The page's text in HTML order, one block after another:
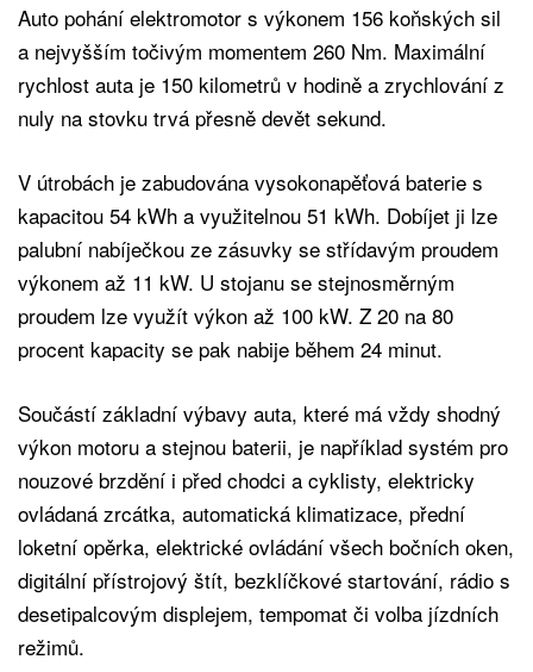
Auto pohání elektromotor s výkonem 156 koňských sil
a nejvyšším točivým momentem 260 Nm. Maximální
rychlost auta je 150 kilometrů v hodině a zrychlování z
nuly na stovku trvá přesně devět sekund.
V útrobách je zabudována vysokonapěťová baterie s
kapacitou 54 kWh a využitelnou 51 kWh. Dobíjet ji lze
palubní nabíječkou ze zásuvky se střídavým proudem
výkonem až 11 kW. U stojanu se stejnosměrným
proudem lze využít výkon až 100 kW. Z 20 na 80
procent kapacity se pak nabije během 24 minut.
Součástí základní výbavy auta, které má vždy shodný
výkon motoru a stejnou baterii, je například systém pro
nouzové brzdění i před chodci a cyklisty, elektricky
ovládaná zrcátka, automatická klimatizace, přední
loketní opěrka, elektrické ovládání všech bočních oken,
digitální přístrojový štít, bezklíčkové startování, rádio s
desetipalcovým displejem, tempomat či volba jízdních
režimů.